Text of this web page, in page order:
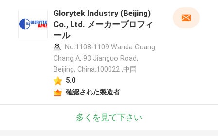
Glorytek Industry (Beijing)
Co., Ltd. メーカープロフィ
ール
No.1108-1109 Wanda Guang
Chang A, 93 Jianguo Road,
Beijing, China,100022 ,中国
5.0
確認された製造者
多くを見て下さい